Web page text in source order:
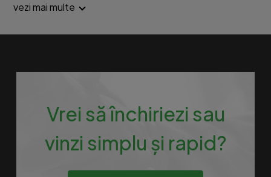
vezi mai multe
Vrei să închiriezi sau
vinzi simplu și rapid?